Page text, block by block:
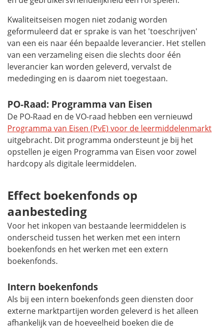
Kwaliteitseisen mogen niet zodanig worden
geformuleerd dat er sprake is van het 'toeschrijven'
van een eis naar één bepaalde leverancier. Het stellen
van een verzameling eisen die slechts door één
leverancier kan worden geleverd, vervalst de
mededinging en is daarom niet toegestaan.
PO-Raad: Programma van Eisen
De PO-Raad en de VO-raad hebben een vernieuwd
Programma van Eisen (PvE) voor de leermiddelenmarkt
uitgebracht. Dit programma ondersteunt je bij het
opstellen je eigen Programma van Eisen voor zowel
hardcopyals digitale leermiddelen.
Effect boekenfonds op
aanbesteding
Voor het inkopen van bestaande leermiddelen is
onderscheid tussen het werken met een intern
boekenfonds en het werken met een extern
boekenfonds.
Intern boekenfonds
Als bij een intern boekenfonds geen diensten door
externe marktpartijen worden geleverd is het alleen
afhankelijk van de hoeveelheid boeken die de